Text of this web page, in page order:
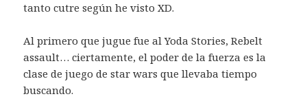
tanto cutre según he visto XD.
Al primero que jugue fue al Yoda Stories, Rebelt
assault… ciertamente, el poder de la fuerza es la
clase de juego de star wars que llevaba tiempo
buscando.